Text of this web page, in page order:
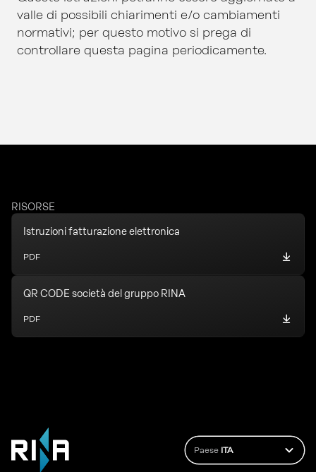
valle di possibili chiarimenti e/o cambiamenti
normativi; per questo motivo si prega di
controllare questa pagina periodicamente.
RISORSE
Istruzioni fatturazione elettronica
PDF
QR CODE società del gruppo RINA
PDF
Paese ITA